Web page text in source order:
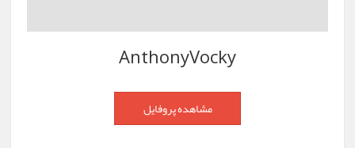
AnthonyVocky
مشاهده پروفایل